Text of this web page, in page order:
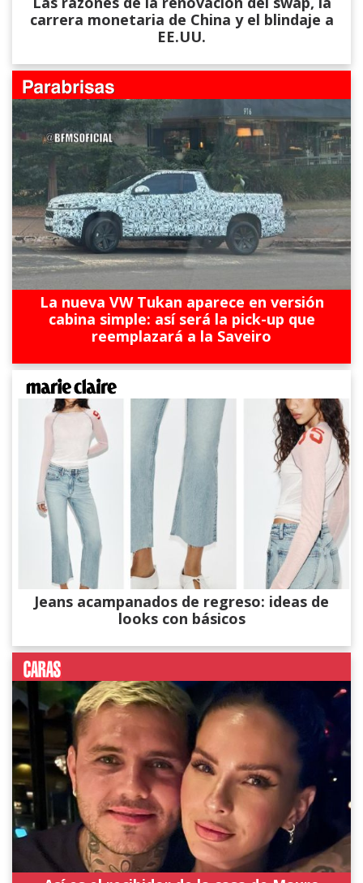
carrera monetaria de China y el blindaje a
EE.UU.
La nueva VW Tukan aparece en versión
cabina simple: así será la pick-up que
reemplazará a la Saveiro
Jeans acampanados de regreso: ideas de
looks con básicos